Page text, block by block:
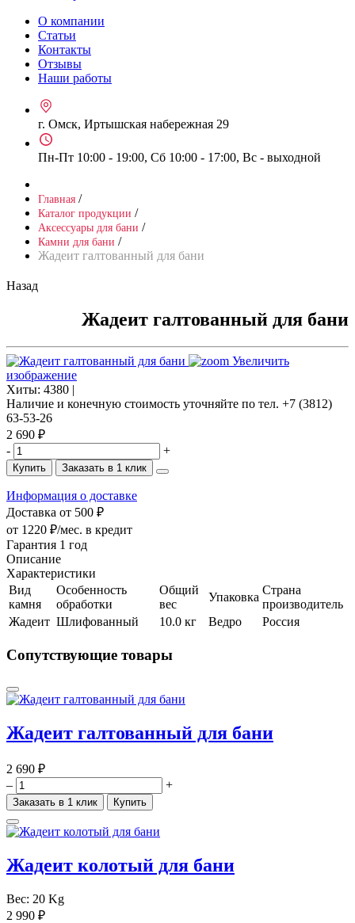
О компании
Статьи
Контакты
Отзывы
Наши работы
г. Омск, Иртышская набережная 29
Пн-Пт 10:00 - 19:00, Сб 10:00 - 17:00, Вс - выходной
Главная /
Каталог продукции /
Аксессуары для бани /
Камни для бани /
Жадеит галтованный для бани
Назад
Жадеит галтованный для бани
Увеличить
изображение
Хиты: 4380 |
Наличие и конечную стоимость уточняйте по тел. +7 (3812)
63-53-26
2 690 ₽
-
+
Купить Заказать в 1 клик
Информация о доставке
Доставка от 500 ₽
от 1220 ₽/мес. в кредит
Гарантия 1 год
Описание
Характеристики
Вид
камня
Особенность
обработки
Общий
вес
Упаковка
Страна
производитель
Жадеит Шлифованный 10.0 кг Ведро Россия
Сопутствующие товары
Жадеит галтованный для бани
2 690 ₽
–
+
Заказать в 1 клик Купить
Жадеит колотый для бани
Вес: 20 Kg
2 990 ₽